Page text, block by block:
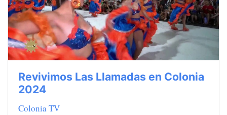
Revivimos Las Llamadas en Colonia
2024
Colonia TV